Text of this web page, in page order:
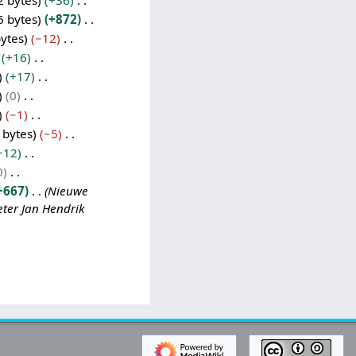
bytes
+872
−12
+16
+17
0
−1
−5
Nieuwe
Jan Hendrik